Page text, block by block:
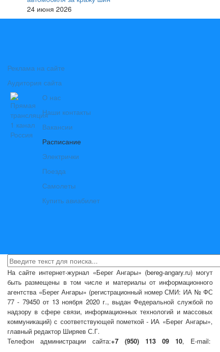
24 июня 2026
Реклама на сайте
Аудитория сайта
О нас
Наши контакты
Вакансии
Расписание
Электрички
Поезда
Самолеты
Купить авиабилет
На сайте интернет-журнал «Берег Ангары» (bereg-angary.ru) могут
быть размещены в том числе и материалы от информационного
агентства «Берег Ангары» (регистрационный номер СМИ: ИА № ФС
77 - 79450 от 13 ноября 2020 г., выдан Федеральной службой по
надзору в сфере связи, информационных технологий и массовых
коммуникаций) с соответствующей пометкой - ИА «Берег Ангары»,
главный редактор Ширяев С.Г.
Телефон администрации сайта:+7 (950) 113 09 10, E-mail: